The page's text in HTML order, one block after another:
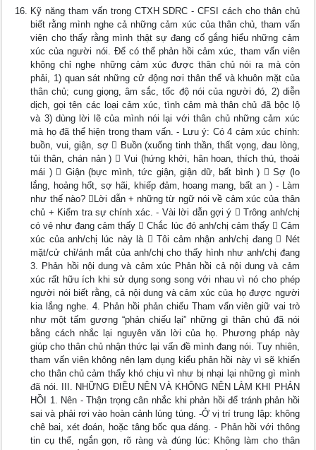
Kỹ năng tham vấn trong CTXH SDRC - CFSI cách cho thân chủ
biết rằng mình nghe cả những cảm xúc của thân chủ, tham vấn
viên cho thấy rằng mình thật sự đang cố gắng hiểu những cảm
xúc của người nói. Để có thể phản hồi cảm xúc, tham vấn viên
không chỉ nghe những cảm xúc được thân chủ nói ra mà còn
phải, 1) quan sát những cử động nơi thân thể và khuôn mặt của
thân chủ; cung giọng, âm sắc, tốc độ nói của người đó, 2) diễn
dịch, gọi tên các loại cảm xúc, tình cảm mà thân chủ đã bộc lộ
và 3) dùng lời lẽ của mình nói lại với thân chủ những cảm xúc
mà họ đã thể hiện trong tham vấn. - Lưu ý: Có 4 cảm xúc chính:
buồn, vui, giận, sợ  Buồn (xuống tinh thần, thất vọng, đau lòng,
tủi thân, chán nản )  Vui (hứng khởi, hân hoan, thích thú, thoải
mái )  Giận (bực mình, tức giận, giận dữ, bất bình )  Sợ (lo
lắng, hoảng hốt, sợ hãi, khiếp đảm, hoang mang, bất an ) - Làm
như thế nào? Lời dẫn + những từ ngữ nói về cảm xúc của thân
chủ + Kiểm tra sự chính xác. - Vài lời dẫn gợi ý  Trông anh/chị
có vẻ như đang cảm thấy  Chắc lúc đó anh/chị cảm thấy  Cảm
xúc của anh/chị lúc này là  Tôi cảm nhận anh/chị đang  Nét
mặt/cử chỉ/ánh mắt của anh/chị cho thấy hình như anh/chị đang
3. Phản hồi nội dung và cảm xúc Phản hồi cả nội dung và cảm
xúc rất hữu ích khi sử dụng song song với nhau vì nó cho phép
người nói biết rằng, cả nội dung và cảm xúc của họ được người
kia lắng nghe. 4. Phản hồi phản chiếu Tham vấn viên giữ vai trò
như một tấm gương “phản chiếu lại” những gì thân chủ đã nói
bằng cách nhắc lại nguyên văn lời của họ. Phương pháp này
giúp cho thân chủ nhận thức lại vấn đề mình đang nói. Tuy nhiên,
tham vấn viên không nên lạm dụng kiểu phản hồi này vì sẽ khiến
cho thân chủ cảm thấy khó chịu vì như bị nhại lại những gì mình
đã nói. III. NHỮNG ĐIỀU NÊN VÀ KHÔNG NÊN LÀM KHI PHẢN
HỒI 1. Nên - Thận trọng cân nhắc khi phản hồi để tránh phản hồi
sai và phải rơi vào hoàn cảnh lúng túng. -Ở vị trí trung lập: không
chê bai, xét đoán, hoặc tâng bốc qua đáng. - Phản hồi với thông
tin cụ thể, ngắn gọn, rõ ràng và đúng lúc: Không làm cho thân